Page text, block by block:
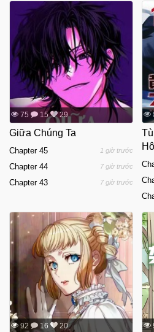
75 15 29
Giữa Chúng Ta
Chapter 45 1 giờ trước
Chapter 44 7 giờ trước
Chapter 43 7 giờ trước
92 16 20